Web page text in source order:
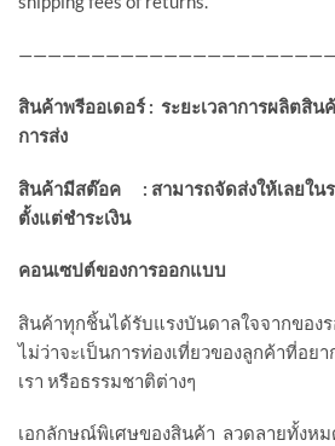
สินค้าพรีออเดอร์: ระยะเวลาการผลิตสิน
การส่ง
สินค้ามีสต๊อค : สามารถจัดส่งให้เลยใน
ตั้งแต่ชำระเงิน
คอนเซปต์ของการออกแบบ
สินค้าทุกชิ้นได้รับแรงบันดาลใจจากของ
ไม่ว่าจะเป็นการท่องเที่ยวของลูกค้าที่อย
เรา หรือธรรมชาติต่างๆ
เอกลักษณ์พิเศษของสินค้า ลวดลายทั้งห